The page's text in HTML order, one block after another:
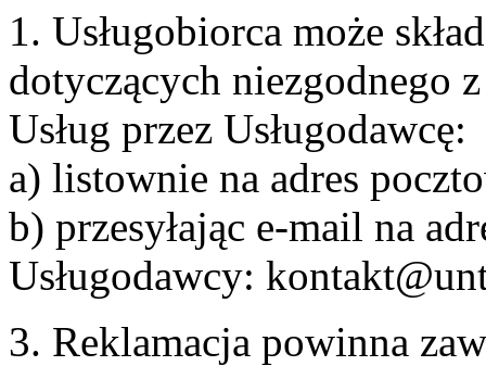
1. Usługobiorca może
dotyczących niezgodnego
Usług przez Usługodawcę:
a) listownie na adres
b) przesyłając e-mail na
Usługodawcy:
3. Reklamacja powinna